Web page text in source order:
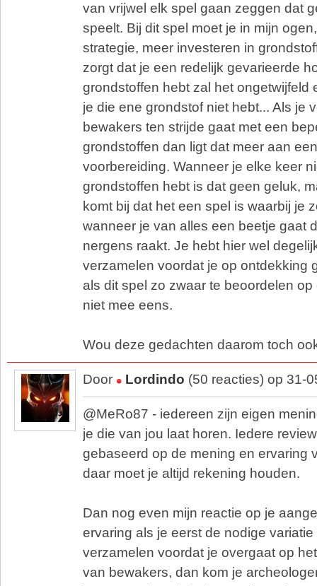
van vrijwel elk spel gaan zeggen dat
speelt. Bij dit spel moet je in mijn
strategie, meer investeren in
zorgt dat je een redelijk gevarieerde
grondstoffen hebt zal het ongetwijfeld
je die ene grondstof niet hebt... Als je
bewakers ten strijde gaat met een
grondstoffen dan ligt dat meer aan
voorbereiding. Wanneer je elke keer
grondstoffen hebt is dat geen geluk,
komt bij dat het een spel is waarbij je
wanneer je van alles een beetje gaat
nergens raakt. Je hebt hier wel
verzamelen voordat je op ontdekking
als dit spel zo zwaar te beoordelen
niet mee eens.
Wou deze gedachten daarom toch
Door Lordindo (50 reacties) op 31-
@MeRo87 - iedereen zijn eigen
je die van jou laat horen. Iedere
gebaseerd op de mening en ervaring
daar moet je altijd rekening houden.
Dan nog even mijn reactie op je
ervaring als je eerst de nodige
verzamelen voordat je overgaat op
van bewakers, dan kom je